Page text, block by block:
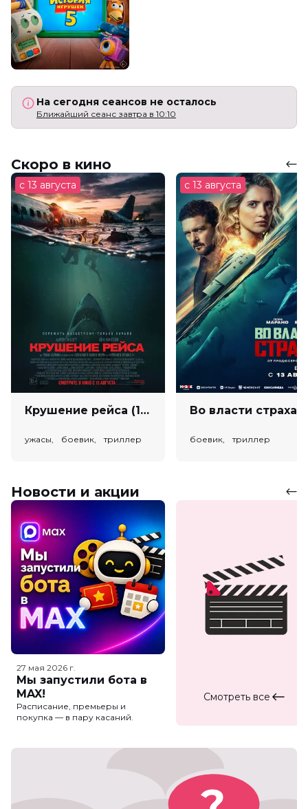
На сегодня сеансов не осталось
Ближайший сеанс завтра в 10:10
Скоро в кино
с 13 августа
Крушение рейса (18+)
ужасы, боевик, триллер
с 13 августа
боевик, триллер
Новости и акции
27 мая 2026 г.
Мы запустили бота в
MAX!
Расписание, премьеры и
покупка — в пару касаний.
Смотреть все